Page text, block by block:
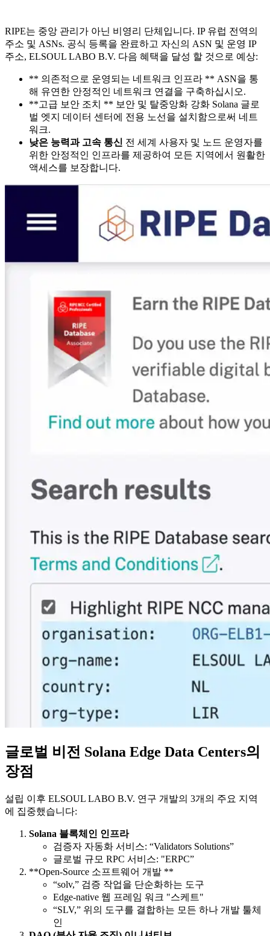
RIPE는 중앙 관리가 아닌 비영리 단체입니다. IP 유럽 전역의
주소 및 ASNs. 공식 등록을 완료하고 자신의 ASN 및 운영 IP
주소, ELSOUL LABO B.V. 다음 혜택을 달성 할 것으로 예상:
** 의존적으로 운영되는 네트워크 인프라 ** ASN을 통
해 유연한 안정적인 네트워크 연결을 구축하십시오.
**고급 보안 조치 ** 보안 및 탈중앙화 강화 Solana 글로
벌 엣지 데이터 센터에 전용 노선을 설치함으로써 네트
워크.
낮은 능력과 고속 통신 전 세계 사용자 및 노드 운영자를
위한 안정적인 인프라를 제공하여 모든 지역에서 원활한
액세스를 보장합니다.
글로벌 비전 Solana Edge Data Centers의
장점
설립 이후 ELSOUL LABO B.V. 연구 개발의 3개의 주요 지역
에 집중했습니다:
Solana 블록체인 인프라
검증자 자동화 서비스: “Validators Solutions”
글로벌 규모 RPC 서비스: "ERPC”
**Open-Source 소프트웨어 개발 **
“solv,” 검증 작업을 단순화하는 도구
Edge-native 웹 프레임 워크 "스케트"
“SLV,” 위의 도구를 결합하는 모든 하나 개발 툴체
인